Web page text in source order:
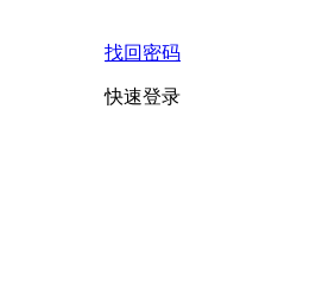
找回密码
快速登录